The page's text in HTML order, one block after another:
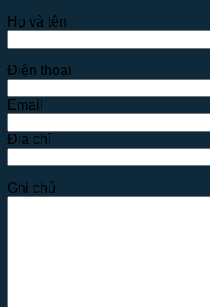
Họ và tên
Điện thoại
Email
Địa chỉ
Ghi chú